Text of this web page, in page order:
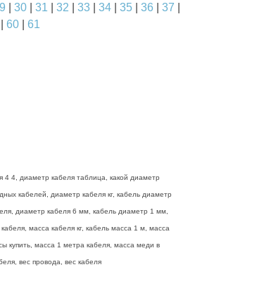
30| 31 32 33| 34| 35| 36 37
60 61
4, диаметр кабеля таблица, какой диаметр
кабелей, диаметр кабеля кг, кабель диаметр
диаметр кабеля 6 мм, кабель диаметр 1 мм,
масса кабеля кг, кабель масса 1 м, масса
купить, масса 1 метра кабеля, масса меди в
вес провода, вес кабеля